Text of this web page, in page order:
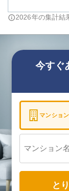
2026年の集計結
今すぐ
マンション
と